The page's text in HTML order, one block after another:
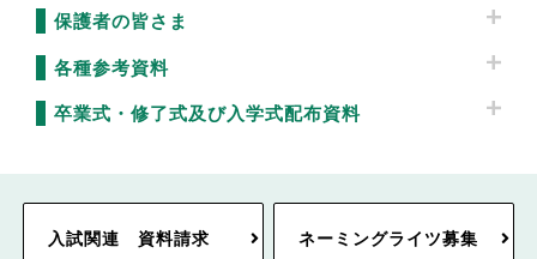
保護者の皆さま
各種参考資料
卒業式・修了式及び入学式配布資料
入試関連 資料請求 ネーミングライツ募集